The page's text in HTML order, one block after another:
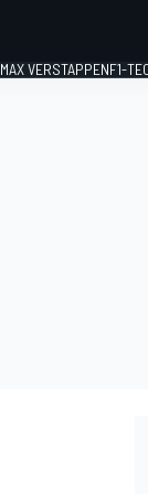
MAX VERSTAPPENF1-